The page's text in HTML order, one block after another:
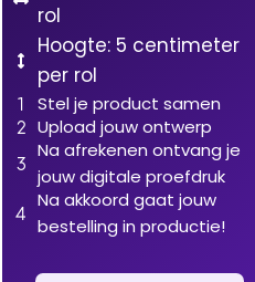
rol
Hoogte: 5 centimeter
per rol
Stel je product samen
Upload jouw ontwerp
Na afrekenen ontvang je
jouw digitale proefdruk
Na akkoord gaat jouw
bestelling in productie!